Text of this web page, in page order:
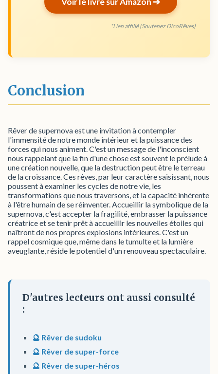
*Lien affilié (Soutenez DicoRêves)
Conclusion
Rêver de supernova est une invitation à contempler
l'immensité de notre monde intérieur et la puissance des
forces qui nous animent. C'est un message de l'inconscient
nous rappelant que la fin d'une chose est souvent le prélude à
une création nouvelle, que la destruction peut être le terreau
de la croissance. Ces rêves, par leur caractère saisissant, nous
poussent à examiner les cycles de notre vie, les
transformations que nous traversons, et la capacité inhérente
à l'être humain de se réinventer. Accueillir la symbolique de la
supernova, c'est accepter la fragilité, embrasser la puissance
créatrice et se tenir prêt à accueillir les nouvelles étoiles qui
naîtront de nos propres explosions intérieures. C'est un
rappel cosmique que, même dans le tumulte et la lumière
aveuglante, réside le potentiel d'un renouveau spectaculaire.
D'autres lecteurs ont aussi consulté
:
🔮 Rêver de sudoku
🔮 Rêver de super-force
🔮 Rêver de super-héros